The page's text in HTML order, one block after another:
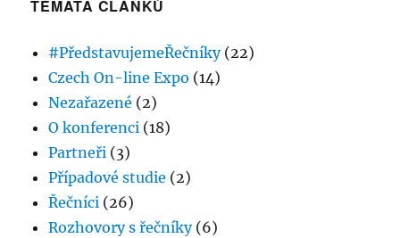
Obklopuj
se
lidmi,
věříš,
ti
posunout
dál
TÉMATA ČLÁNKŮ
#PředstavujemeŘečníky(22)
Czech On-line Expo (14)
Nezařazené (2)
O konferenci (18)
Partneři (3)
Případové studie (2)
Řečníci (26)
Rozhovory s řečníky(6)